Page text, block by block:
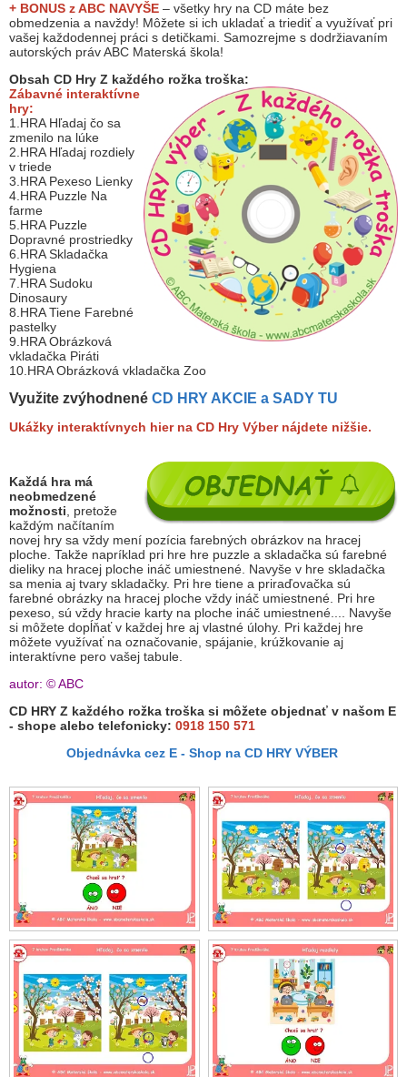
+ BONUS z ABC NAVYŠE – všetky hry na CD máte bez
obmedzenia a navždy! Môžete si ich ukladať a triediť a využívať pri
vašej každodennej práci s detičkami. Samozrejme s dodržiavaním
autorských práv ABC Materská škola!
Obsah CD Hry Z každého rožka troška:
Zábavné interaktívne
hry:
1.HRA Hľadaj čo sa
zmenilo na lúke
2.HRA Hľadaj rozdiely
v triede
3.HRA Pexeso Lienky
4.HRA Puzzle Na
farme
5.HRA Puzzle
Dopravné prostriedky
6.HRA Skladačka
Hygiena
7.HRA Sudoku
Dinosaury
8.HRA Tiene Farebné
pastelky
9.HRA Obrázková
vkladačka Piráti
10.HRA Obrázková vkladačka Zoo
Využite zvýhodnené CD HRY AKCIE a SADY TU
Ukážky interaktívnych hier na CD Hry Výber nájdete nižšie.
Každá hra má
neobmedzené
možnosti , pretože
každým načítaním
novej hry sa vždy mení pozícia farebných obrázkov na hracej
ploche. Takže napríklad pri hre hre puzzle a skladačka sú farebné
dieliky na hracej ploche ináč umiestnené. Navyše v hre skladačka
sa menia aj tvary skladačky. Pri hre tiene a priraďovačka sú
farebné obrázky na hracej ploche vždy ináč umiestnené. Pri hre
pexeso, sú vždy hracie karty na ploche ináč umiestnené.... Navyše
si môžete dopĺňať v každej hre aj vlastné úlohy. Pri každej hre
môžete využívať na označovanie, spájanie, krúžkovanie aj
interaktívne pero vašej tabule.
autor: © ABC
CD HRY Z každého rožka troška si môžete objednať v našom E
- shope alebo telefonicky: 0918 150 571
Objednávka cez E - Shop na CD HRY VÝBER